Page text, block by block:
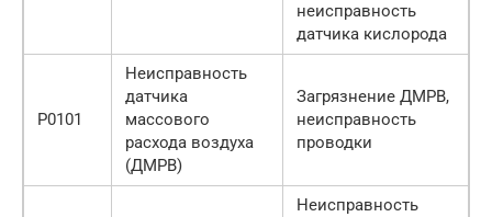
неисправность
датчика кислорода
P0101
Неисправность
датчика
массового
расхода воздуха
(ДМРВ)
Загрязнение ДМРВ,
неисправность
проводки
Неисправность